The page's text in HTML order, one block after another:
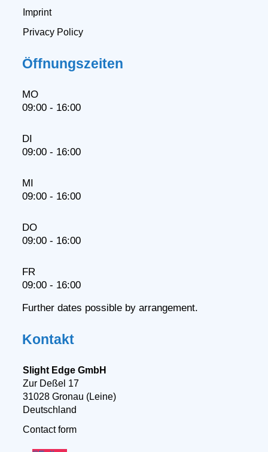
Imprint
Privacy Policy
Öffnungszeiten
MO
09:00 - 16:00
DI
09:00 - 16:00
MI
09:00 - 16:00
DO
09:00 - 16:00
FR
09:00 - 16:00
Further dates possible by arrangement.
Kontakt
Slight Edge GmbH
Zur Deßel 17
31028 Gronau (Leine)
Deutschland
Contact form